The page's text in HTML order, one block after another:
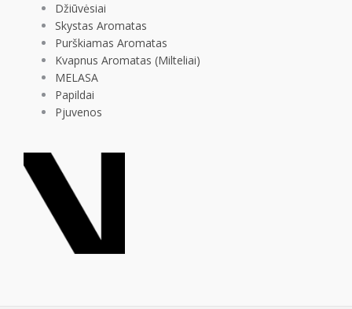
Džiūvėsiai
Skystas Aromatas
Purškiamas Aromatas
Kvapnus Aromatas (Milteliai)
MELASA
Papildai
Pjuvenos